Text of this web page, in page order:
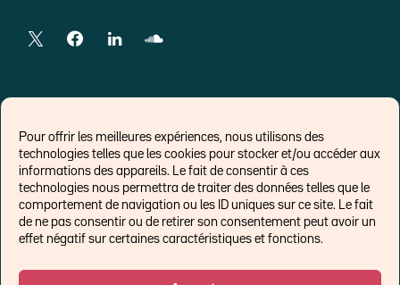
Pour offrir les meilleures expériences, nous utilisons des
technologies telles que les cookies pour stocker et/ou accéder aux
informations des appareils. Le fait de consentir à ces
technologies nous permettra de traiter des données telles que le
comportement de navigation ou les ID uniques sur ce site. Le fait
de ne pas consentir ou de retirer son consentement peut avoir un
effet négatif sur certaines caractéristiques et fonctions.
LIENS EXTERNES
Chroniques pour Forbes
Economistes
Think tank
Banques centrales
Politique de cookies (UE)